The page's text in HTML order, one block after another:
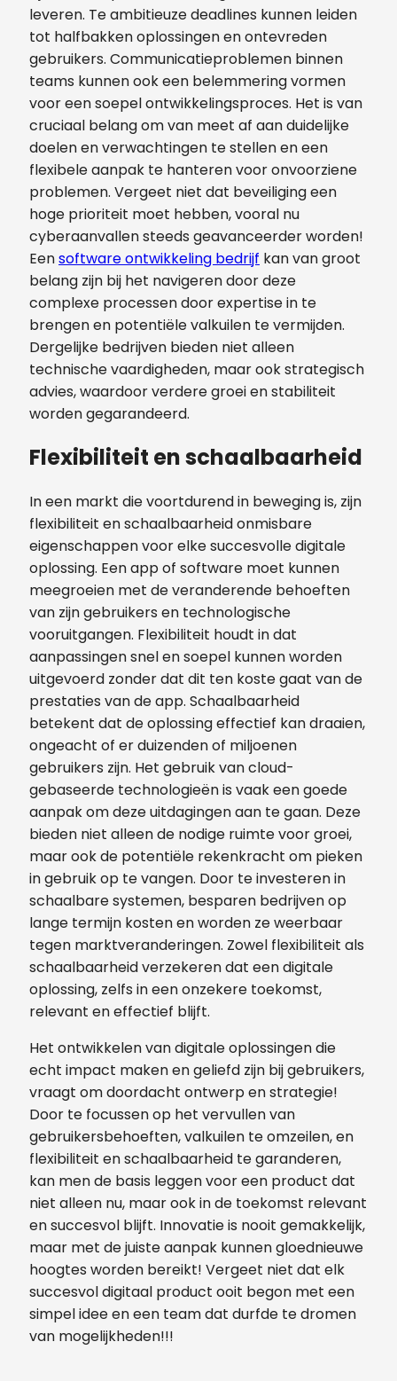
leveren. Te ambitieuze deadlines kunnen leiden
tot halfbakken oplossingen en ontevreden
gebruikers. Communicatieproblemen binnen
teams kunnen ook een belemmering vormen
voor een soepel ontwikkelingsproces. Het is van
cruciaal belang om van meet af aan duidelijke
doelen en verwachtingen te stellen en een
flexibele aanpak te hanteren voor onvoorziene
problemen. Vergeet niet dat beveiliging een
hoge prioriteit moet hebben, vooral nu
cyberaanvallen steeds geavanceerder worden!
Eensoftware ontwikkeling bedrijf kan van groot
belang zijn bij het navigeren door deze
complexe processen door expertise in te
brengen en potentiële valkuilen te vermijden.
Dergelijke bedrijven bieden niet alleen
technische vaardigheden, maar ook strategisch
advies, waardoor verdere groei en stabiliteit
worden gegarandeerd.
Flexibiliteit en schaalbaarheid
In een markt die voortdurend in beweging is, zijn
flexibiliteit en schaalbaarheid onmisbare
eigenschappen voor elke succesvolle digitale
oplossing. Een app of software moet kunnen
meegroeien met de veranderende behoeften
van zijn gebruikers en technologische
vooruitgangen. Flexibiliteit houdt in dat
aanpassingen snel en soepel kunnen worden
uitgevoerd zonder dat dit ten koste gaat van de
prestaties van de app. Schaalbaarheid
betekent dat de oplossing effectief kan draaien,
ongeacht of er duizenden of miljoenen
gebruikers zijn. Het gebruik van cloud-
gebaseerde technologieën is vaak een goede
aanpak om deze uitdagingen aan te gaan. Deze
bieden niet alleen de nodige ruimte voor groei,
maar ook de potentiële rekenkracht om pieken
in gebruik op te vangen. Door te investeren in
schaalbare systemen, besparen bedrijven op
lange termijn kosten en worden ze weerbaar
tegen marktveranderingen. Zowel flexibiliteit als
schaalbaarheid verzekeren dat een digitale
oplossing, zelfs in een onzekere toekomst,
relevant en effectief blijft.
Het ontwikkelen van digitale oplossingen die
echt impact maken en geliefd zijn bij gebruikers,
vraagt om doordacht ontwerp en strategie!
Door te focussen op het vervullen van
gebruikersbehoeften, valkuilen te omzeilen, en
flexibiliteit en schaalbaarheid te garanderen,
kan men de basis leggen voor een product dat
niet alleen nu, maar ook in de toekomst relevant
en succesvol blijft. Innovatie is nooit gemakkelijk,
maar met de juiste aanpak kunnen gloednieuwe
hoogtes worden bereikt! Vergeet niet dat elk
succesvol digitaal product ooit begon met een
simpel idee en een team dat durfde te dromen
van mogelijkheden!!!